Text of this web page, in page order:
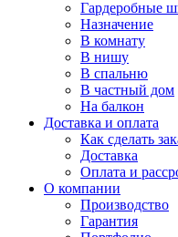
Гардеробные
Назначение
В комнату
В нишу
В спальню
В частный дом
На балкон
Доставка и оплата
Как сделать
Доставка
Оплата и
О компании
Производство
Гарантия